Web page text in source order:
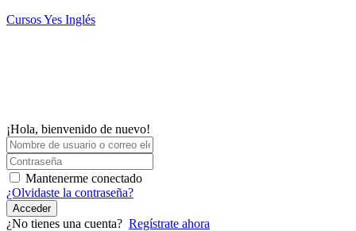
Saltar
Cursos Yes Inglés
¡Hola, bienvenido de nuevo!
Mantenerme conectado
¿Olvidaste la contraseña?
Acceder
¿No tienes una cuenta? Regístrate ahora